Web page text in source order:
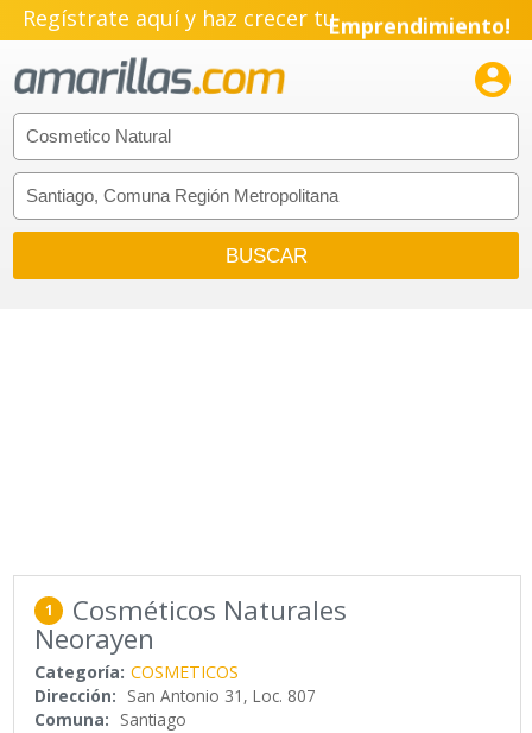
Regístrate aquí y haz crecer tuEmprendimiento!

1 Cosméticos Naturales
Neorayen
Categoría: COSMETICOS
Dirección: San Antonio 31, Loc. 807
Comuna: Santiago